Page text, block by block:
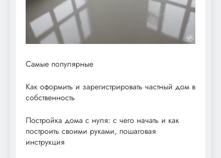
Самые популярные
Как оформить и зарегистрировать частный дом в
собственность
Постройка дома с нуля: с чего начать и как
построить своими руками, пошаговая
инструкция